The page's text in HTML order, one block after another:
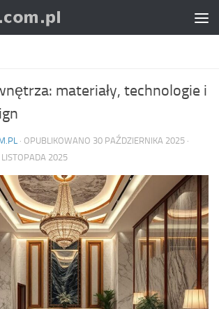
materiały, technologie i
· OPUBLIKOWANO 30 PAŹDZIERNIKA 2025 ·
2025